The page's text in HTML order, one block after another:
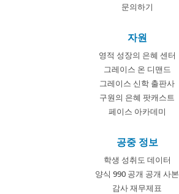
문의하기
자원
영적 성장의 은혜 센터
그레이스 온 디맨드
그레이스 신학 출판사
구원의 은혜 팟캐스트
페이스 아카데미
공중 정보
학생 성취도 데이터
양식 990 공개 공개 사본
감사 재무제표